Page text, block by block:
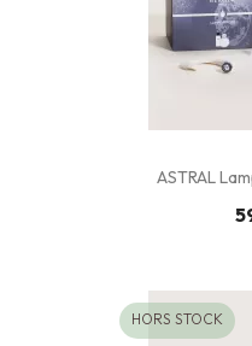
ASTRAL
HORS STOCK